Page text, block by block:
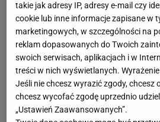
takie jak adresy IP, adresy e-mail czy
cookie lub inne informacje zapisane w
marketingowych, w szczególności na
reklam dopasowanych do Twoich
swoich serwisach, aplikacjach i w
treści w nich wyświetlanych.
Jeśli nie chcesz wyrazić zgody, chcesz
chcesz wycofać zgodę uprzednio
„Ustawień Zaawansowanych”.